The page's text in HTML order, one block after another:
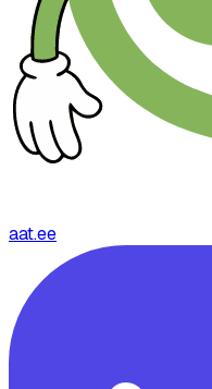
aat.ee